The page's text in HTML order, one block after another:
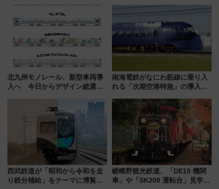
で新型特急が品川･羽田とを結
ぶ！ JR空港駅は2面3線化！
北九州モノレール、新型車両導
入へ 今日からデザイン総選挙
南海電鉄がなにわ筋線に乗り入
れる「次期空港特急」の導入を
日本初の鉄道デザイン
西武鉄道が「昭和から令和を走
り鉄分補給」をテーマに博覧会
嵯峨野観光鉄道、「DE10 機関
車」や「SK200 運転台」見学ツ